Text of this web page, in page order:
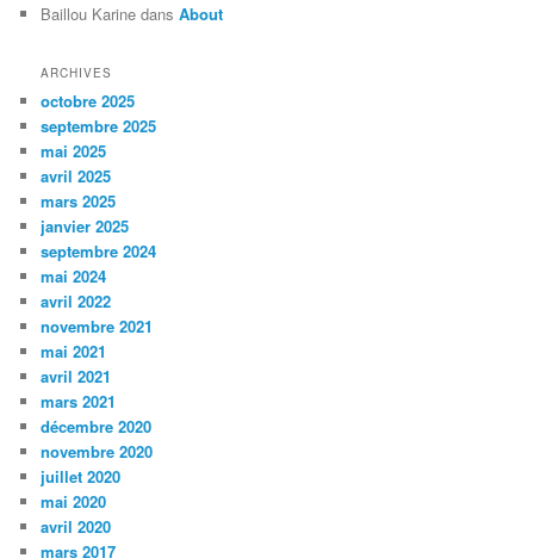
Baillou Karine dansAbout
ARCHIVES
octobre 2025
septembre 2025
mai 2025
avril 2025
mars 2025
janvier 2025
septembre 2024
mai 2024
avril 2022
novembre 2021
mai 2021
avril 2021
mars 2021
décembre 2020
novembre 2020
juillet 2020
mai 2020
avril 2020
mars 2017